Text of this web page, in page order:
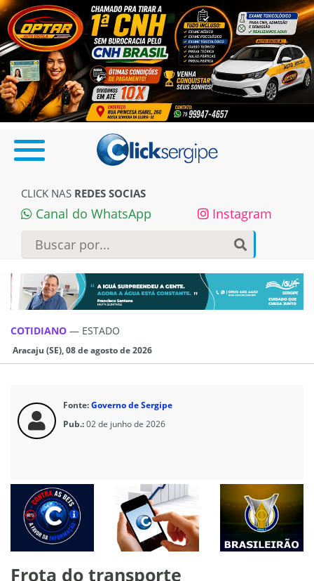
CLICK NAS REDES SOCIAS
Canal do WhatsApp Instagram
COTIDIANO — ESTADO
Aracaju (SE), 08 de agosto de 2026
Fonte:Governo de Sergipe
Pub.:02 de junho de 2026
Frota do transporte